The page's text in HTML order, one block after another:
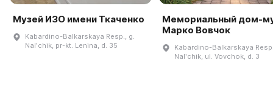
Музей ИЗО имени Ткаченко
Kabardino-Balkarskaya Resp., g.
Nalʹchik, pr-kt. Lenina, d. 35
Мемориальный дом-
Марко Вовчок
Kabardino-Balkarskaya
Nalʹchik, ul. Vovchok, d. 3